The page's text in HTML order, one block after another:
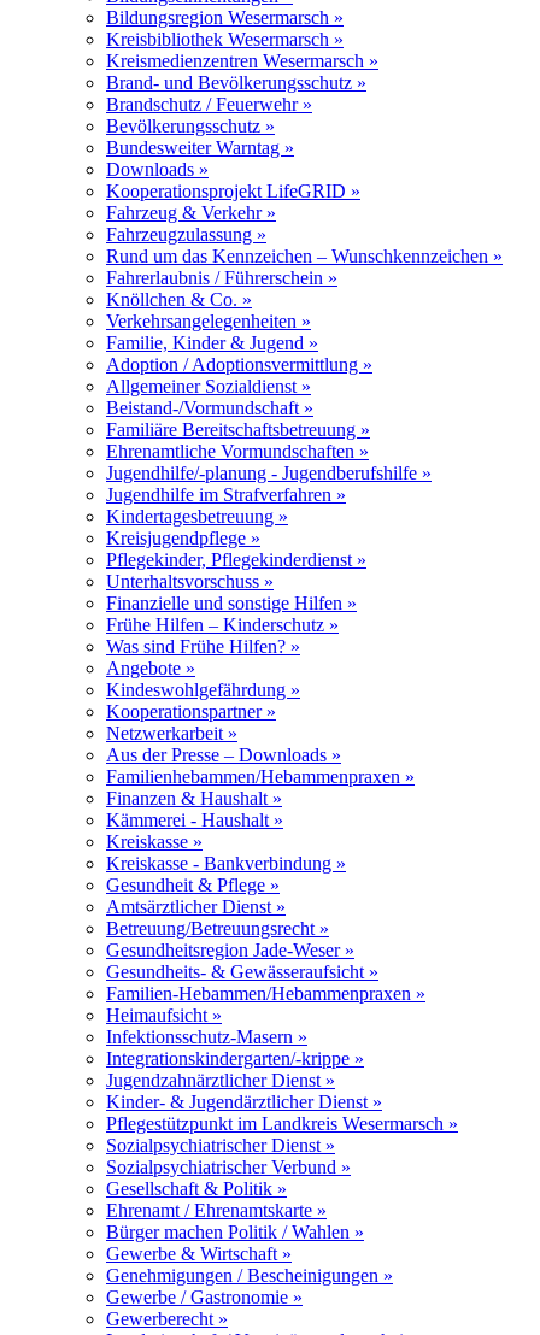
Bildungsregion Wesermarsch »
Kreisbibliothek Wesermarsch »
Kreismedienzentren Wesermarsch »
Brand- und Bevölkerungsschutz »
Brandschutz / Feuerwehr »
Bevölkerungsschutz »
Bundesweiter Warntag »
Downloads »
Kooperationsprojekt LifeGRID »
Fahrzeug & Verkehr »
Fahrzeugzulassung »
Rund um das Kennzeichen – Wunschkennzeichen »
Fahrerlaubnis / Führerschein »
Knöllchen & Co. »
Verkehrsangelegenheiten »
Familie, Kinder & Jugend »
Adoption / Adoptionsvermittlung »
Allgemeiner Sozialdienst »
Beistand-/Vormundschaft »
Familiäre Bereitschaftsbetreuung »
Ehrenamtliche Vormundschaften »
Jugendhilfe/-planung - Jugendberufshilfe »
Jugendhilfe im Strafverfahren »
Kindertagesbetreuung »
Kreisjugendpflege »
Pflegekinder, Pflegekinderdienst »
Unterhaltsvorschuss »
Finanzielle und sonstige Hilfen »
Frühe Hilfen – Kinderschutz »
Was sind Frühe Hilfen? »
Angebote »
Kindeswohlgefährdung »
Kooperationspartner »
Netzwerkarbeit »
Aus der Presse – Downloads »
Familienhebammen/Hebammenpraxen »
Finanzen & Haushalt »
Kämmerei - Haushalt »
Kreiskasse »
Kreiskasse - Bankverbindung »
Gesundheit & Pflege »
Amtsärztlicher Dienst »
Betreuung/Betreuungsrecht »
Gesundheitsregion Jade-Weser »
Gesundheits- & Gewässeraufsicht »
Familien-Hebammen/Hebammenpraxen »
Heimaufsicht »
Infektionsschutz-Masern »
Integrationskindergarten/-krippe »
Jugendzahnärztlicher Dienst »
Kinder- & Jugendärztlicher Dienst »
Pflegestützpunkt im Landkreis Wesermarsch »
Sozialpsychiatrischer Dienst »
Sozialpsychiatrischer Verbund »
Gesellschaft & Politik »
Ehrenamt / Ehrenamtskarte »
Bürger machen Politik / Wahlen »
Gewerbe & Wirtschaft »
Genehmigungen / Bescheinigungen »
Gewerbe / Gastronomie »
Gewerberecht »